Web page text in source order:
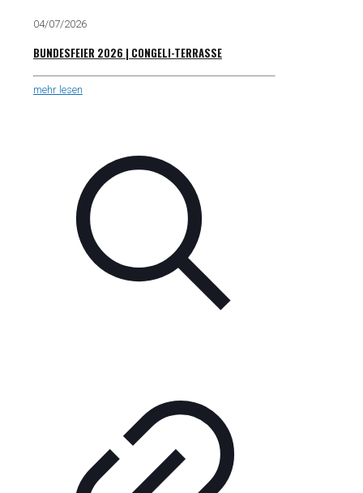
04/07/2026
BUNDESFEIER 2026 | CONGELI-TERRASSE
mehr lesen